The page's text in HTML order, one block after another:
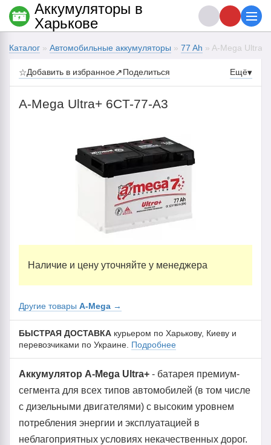
Каталог » Автомобильные аккумуляторы » 77 Ah » A-Mega Ultra+
☆Добавить в избранное↗Поделиться Ещё▾
A-Mega Ultra+ 6CT-77-А3
Наличие и цену уточняйте у менеджера
Другие товары A-Mega →
БЫСТРАЯ ДОСТАВКА курьером по Харькову, Киеву и
перевозчиками по Украине. Подробнее
Аккумулятор A-Mega Ultra+ - батарея премиум-
сегмента для всех типов автомобилей (в том числе
с дизельными двигателями) с высоким уровнем
потребления энергии и эксплуатацией в
неблагоприятных условиях некачественных дорог.
Аккумуляторы в
Харькове